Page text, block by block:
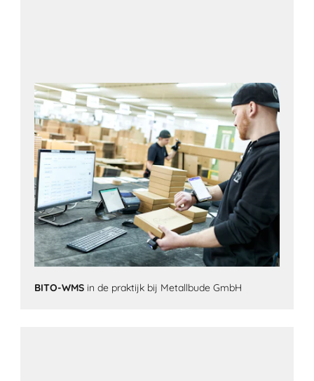
BITO-WMS in de praktijk bij Metallbude GmbH